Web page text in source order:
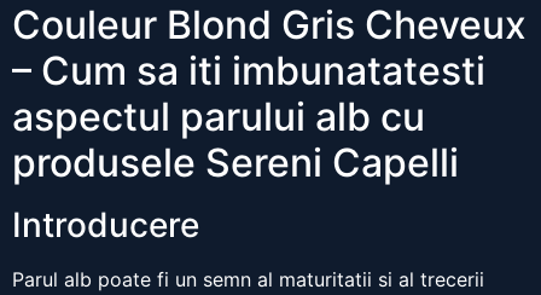
Couleur Blond Gris Cheveux
– Cum sa iti imbunatatesti
aspectul parului alb cu
produsele Sereni Capelli
Introducere
Parul alb poate fi un semn al maturitatii si al trecerii